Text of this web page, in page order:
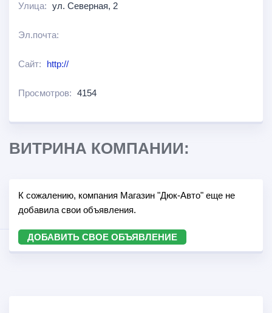
Улица: ул. Северная, 2
Эл.почта:
Сайт: http://
Просмотров: 4154
ВИТРИНА КОМПАНИИ:
К сожалению, компания Магазин "Дюк-Авто" еще не
добавила свои объявления.
ДОБАВИТЬ СВОЕ ОБЪЯВЛЕНИЕ